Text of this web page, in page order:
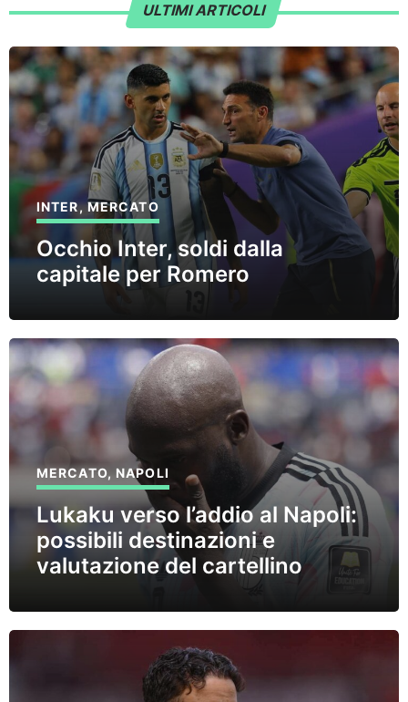
ULTIMI ARTICOLI
INTER,MERCATO
Occhio Inter, soldi dalla
capitale per Romero
MERCATO,NAPOLI
Lukaku verso l’addio al Napoli:
possibili destinazioni e
valutazione del cartellino